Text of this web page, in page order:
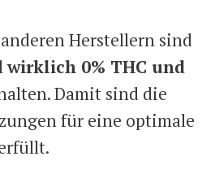
Herstellern sind
wirklich 0% THC und
Damit sind die
für eine optimale